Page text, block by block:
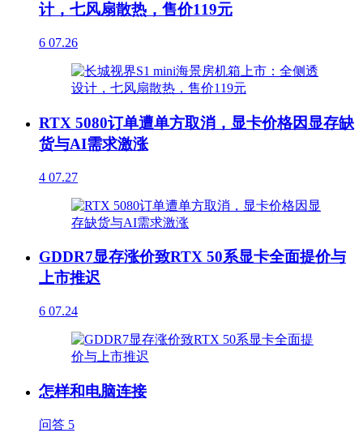
计，七风扇散热，售价119元
6 07.26
RTX 5080订单遭单方取消，显卡价格因显存缺
货与AI需求激涨
4 07.27
GDDR7显存涨价致RTX 50系显卡全面提价与
上市推迟
6 07.24
怎样和电脑连接
问答 5